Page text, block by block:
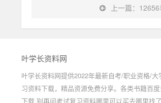
上一篇：
叶学长资料网
叶学长资料网提供2022年最新自考/职业资格/
习资料下载，精品资源免费分享。各类书籍百
下载,别再问考试复习资料哪里可以买去哪里找